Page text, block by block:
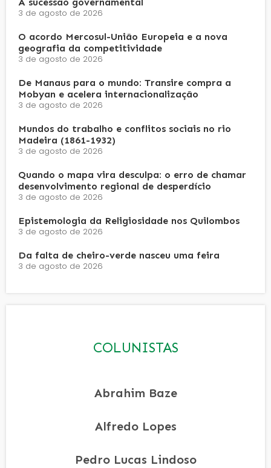
3 de agosto de 2026
O acordo Mercosul-União Europeia e a nova
geografia da competitividade
3 de agosto de 2026
De Manaus para o mundo: Transire compra a
Mobyan e acelera internacionalização
3 de agosto de 2026
Mundos do trabalho e conflitos sociais no rio
Madeira (1861-1932)
3 de agosto de 2026
Quando o mapa vira desculpa: o erro de chamar
desenvolvimento regional de desperdício
3 de agosto de 2026
Epistemologia da Religiosidade nos Quilombos
3 de agosto de 2026
Da falta de cheiro-verde nasceu uma feira
3 de agosto de 2026
COLUNISTAS
Abrahim Baze
Alfredo Lopes
Pedro Lucas Lindoso